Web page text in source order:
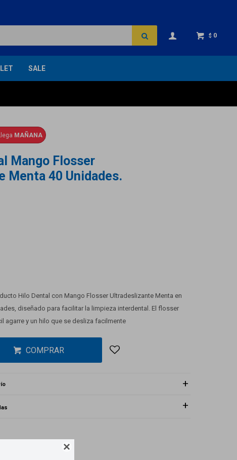

SALE
$ 0
MAÑANA
Mango Flosser
Menta 40 Unidades.
Hilo Dental con Mango Flosser Ultradeslizante Menta en
diseñado para facilitar la limpieza interdental. El flosser
agarre y un hilo que se desliza facilmente
COMPRAR